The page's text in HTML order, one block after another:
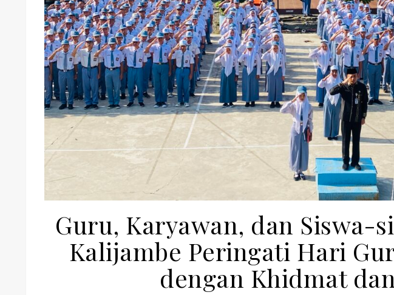
Guru, Karyawan, dan Siswa-
Kalijambe Peringati Hari
dengan Khidmat